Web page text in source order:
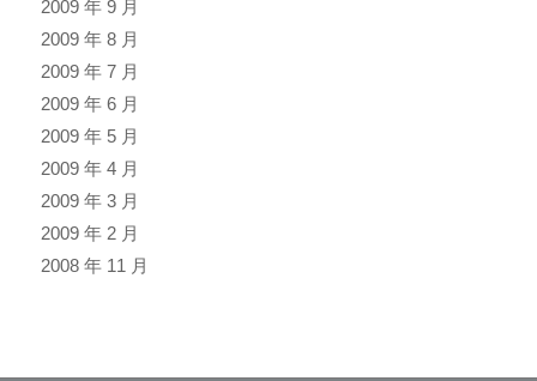
2009 年 9 月
2009 年 8 月
2009 年 7 月
2009 年 6 月
2009 年 5 月
2009 年 4 月
2009 年 3 月
2009 年 2 月
2008 年 11 月